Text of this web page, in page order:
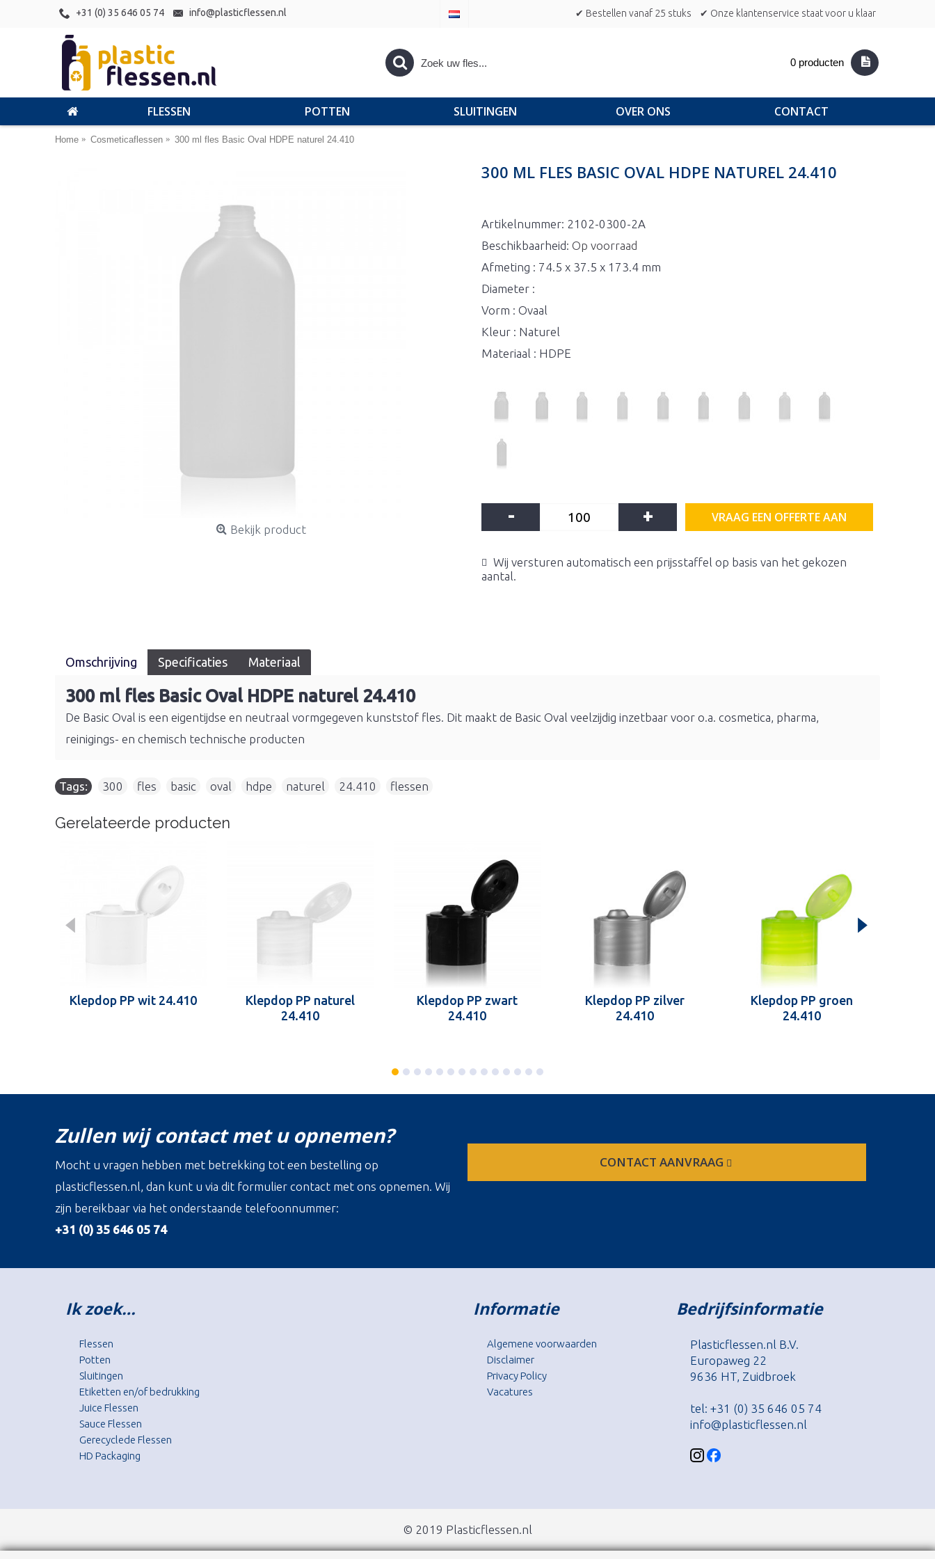
+31 (0) 35 646 05 74 info@plasticflessen.nl ✔ Bestellen vanaf 25 stuks ✔ Onze klantenservice staat voor u klaar
0 producten
FLESSEN POTTEN SLUITINGEN OVER ONS CONTACT
Home Cosmeticaflessen 300 ml fles Basic Oval HDPE naturel 24.410
Bekijk product
300 ML FLES BASIC OVAL HDPE NATUREL 24.410
Artikelnummer: 2102-0300-2A
Beschikbaarheid: Op voorraad
Afmeting : 74.5 x 37.5 x 173.4 mm
Diameter :
Vorm : Ovaal
Kleur : Naturel
Materiaal : HDPE
- + VRAAG EEN OFFERTE AAN
Wij versturen automatisch een prijsstaffel op basis van het gekozen
aantal.
Omschrijving Specificaties Materiaal
300 ml fles Basic Oval HDPE naturel 24.410
De Basic Oval is een eigentijdse en neutraal vormgegeven kunststof fles. Dit maakt de Basic Oval veelzijdig inzetbaar voor o.a. cosmetica, pharma,
reinigings- en chemisch technische producten
Tags: 300 fles basic oval hdpe naturel 24.410 flessen
Gerelateerde producten
Klepdop PP wit 24.410
Klepdop PP naturel
24.410
Klepdop PP zwart
24.410
Klepdop PP zilver
24.410
Klepdop PP groen
24.410
Zullen wij contact met u opnemen?
Mocht u vragen hebben met betrekking tot een bestelling op
plasticflessen.nl, dan kunt u via dit formulier contact met ons opnemen. Wij
zijn bereikbaar via het onderstaande telefoonnummer:
+31 (0) 35 646 05 74
CONTACT AANVRAAG
Ik zoek…
Flessen
Potten
Sluitingen
Etiketten en/of bedrukking
Juice Flessen
Sauce Flessen
Gerecyclede Flessen
HD Packaging
Informatie
Algemene voorwaarden
Disclaimer
Privacy Policy
Vacatures
Bedrijfsinformatie
Plasticflessen.nl B.V.
Europaweg 22
9636 HT, Zuidbroek
tel: +31 (0) 35 646 05 74
info@plasticflessen.nl
© 2019 Plasticflessen.nl